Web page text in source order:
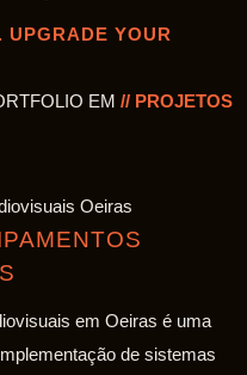
UPGRADE YOUR
EM // PROJETOS
em Oeiras é uma
de sistemas